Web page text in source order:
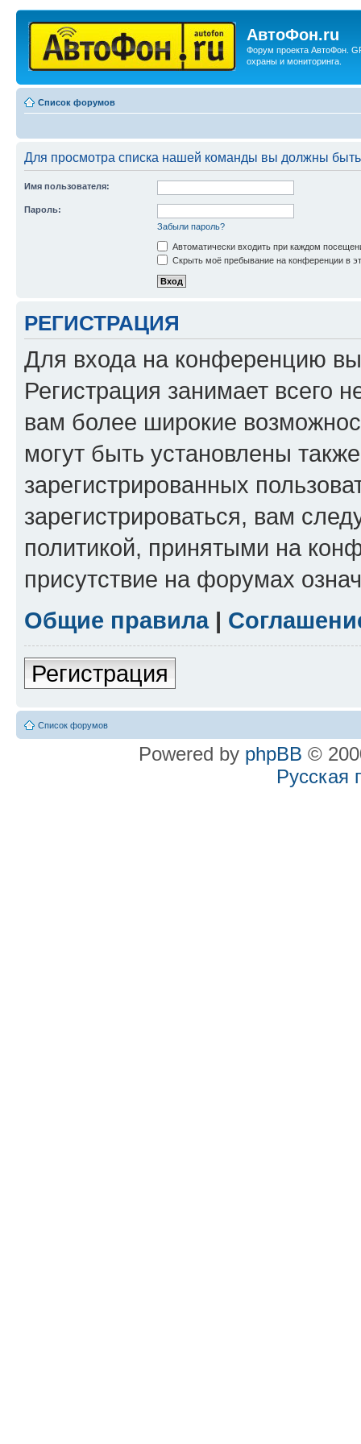
АвтоФон.ru
Форум проекта АвтоФон.
охраны и мониторинга.
Список форумов
Для просмотра списка нашей команды вы должны
Имя пользователя:
Пароль:
Забыли пароль?
Автоматически входить при каждом
Скрыть моё пребывание на конференции в
РЕГИСТРАЦИЯ
Для входа на конференцию
Регистрация занимает всего
вам более широкие
могут быть установлены
зарегистрированных
зарегистрироваться, вам
политикой, принятыми на
присутствие на форумах
Общие правила|
Регистрация
Список форумов
Powered by phpBB ©
Русская